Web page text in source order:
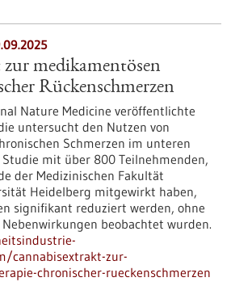
medikamentösen
Rückenschmerzen
Nature Medicine veröffentlichte
untersucht den Nutzen von
Schmerzen im unteren
Studie mit über 800 Teilnehmenden,
der Medizinischen Fakultät
Heidelberg mitgewirkt haben,
signifikant reduziert werden, ohne
beobachtet wurden.
cannabisextrakt-zur-
chronischer-rueckenschmerzen